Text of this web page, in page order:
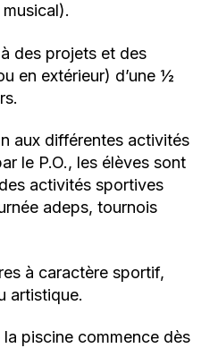
des projets et des
en extérieur) d’une ½
aux différentes activités
le P.O., les élèves sont
activités sportives
adeps, tournois
à caractère sportif,
artistique.
piscine commence dès